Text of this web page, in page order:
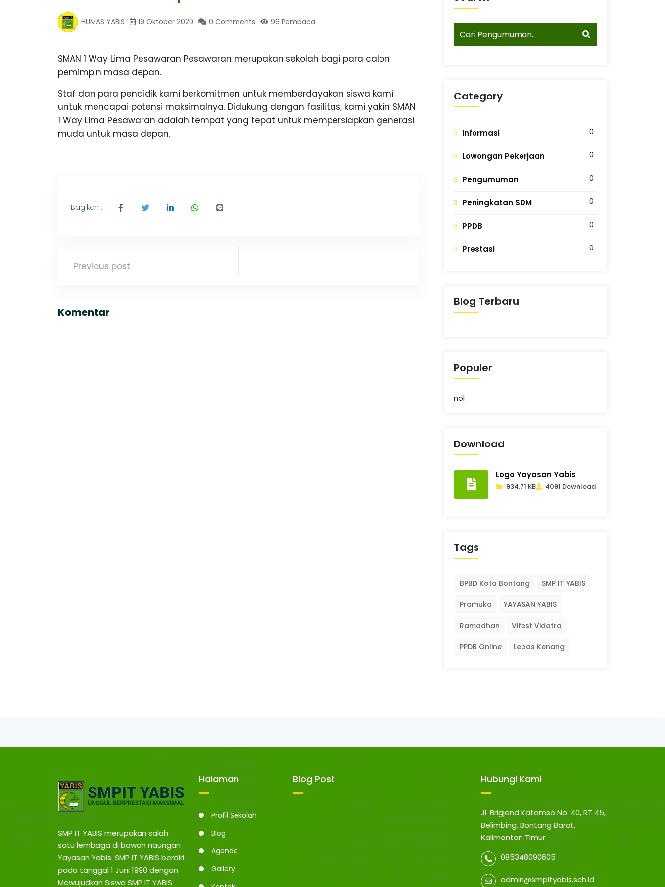
B
S
B
O
A
G
g
,
a
e
P
a
l
m
HUMAS YABIS 19 Oktober 2020 0 Comments 96 Pembaca
SMAN 1 Way Lima Pesawaran Pesawaran merupakan sekolah bagi para calon
pemimpin masa depan.
Staf dan para pendidik kami berkomitmen untuk memberdayakan siswa kami
untuk mencapai potensi maksimalnya. Didukung dengan fasilitas, kami yakin SMAN
1 Way Lima Pesawaran adalah tempat yang tepat untuk mempersiapkan generasi
muda untuk masa depan.
Bagikan :
Previous post
Komentar
Category
Informasi 0
Lowongan Pekerjaan 0
Pengumuman 0
Peningkatan SDM 0
PPDB 0
Prestasi 0
Blog Terbaru
Populer
nol
Download
Logo Yayasan Yabis
934.71 KB 4091 Download
Tags
BPBD Kota Bontang SMP IT YABIS
Pramuka YAYASAN YABIS
Ramadhan Vifest Vidatra
PPDB Online Lepas Kenang
SMP IT YABIS merupakan salah
satu lembaga di bawah naungan
Yayasan Yabis. SMP IT YABIS berdiri
pada tanggal 1 Juni 1990 dengan
Mewujudkan Siswa SMP IT YABIS
Halaman
Profil Sekolah
Blog
Agenda
Gallery
Blog Post Hubungi Kami
Jl. Brigjend Katamso No. 40, RT 45,
Belimbing, Bontang Barat,
Kalimantan Timur
085348090605
admin@smpityabis.sch.id